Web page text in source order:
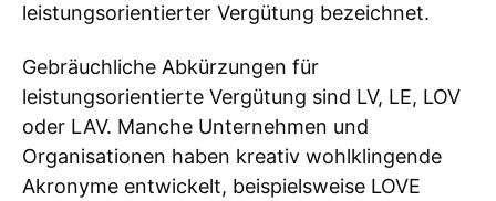
leistungsorientierter Vergütung bezeichnet.
Gebräuchliche Abkürzungen für
leistungsorientierte Vergütung sind LV, LE, LOV
oder LAV. Manche Unternehmen und
Organisationen haben kreativ wohlklingende
Akronyme entwickelt, beispielsweise LOVE